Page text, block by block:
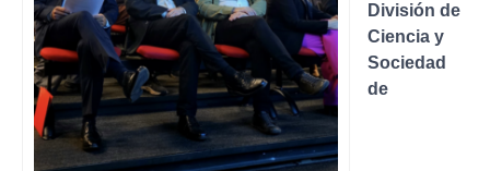
División de
Ciencia y
Sociedad
de